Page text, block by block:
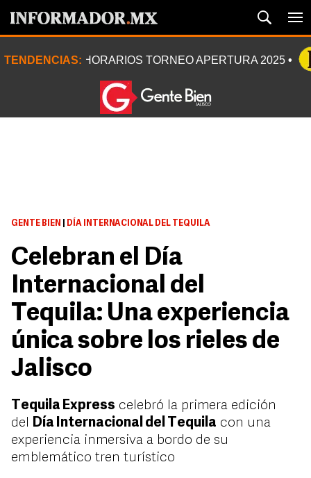
TENDENCIAS: HORARIOS TORNEO APERTURA 2025
GENTE BIEN DÍA INTERNACIONAL DEL TEQUILA
Celebran el Día
Internacional del
Tequila: Una experiencia
única sobre los rieles de
Jalisco
Tequila Express celebró la primera edición
del Día Internacional del Tequila con una
experiencia inmersiva a bordo de su
emblemático tren turístico